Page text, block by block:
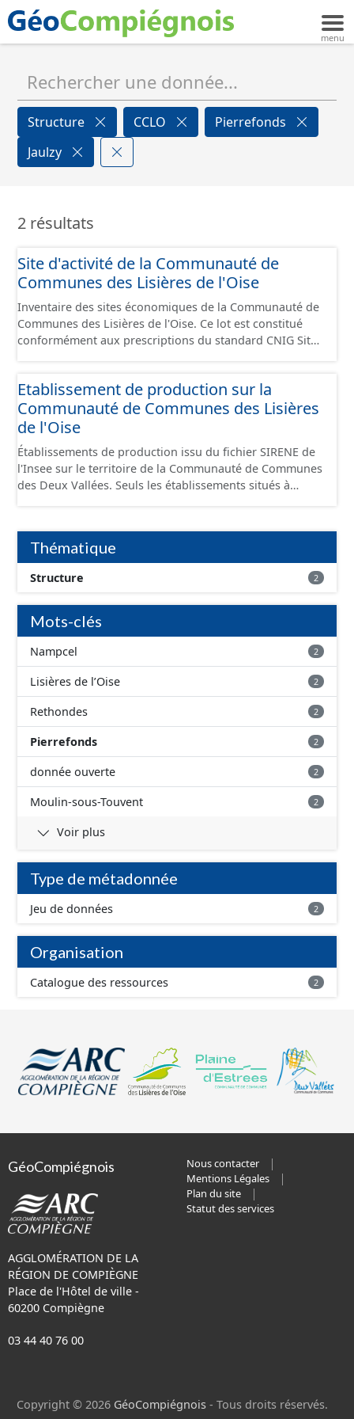
Structure CCLO
Pierrefonds
Jaulzy
2 résultats
Site d'activité de la Communauté de
Communes des Lisières de l'Oise
Inventaire des sites économiques de la Communauté de
Communes des Lisières de l'Oise. Ce lot est constitué
conformément aux prescriptions du standard CNIG Sites
Etablissement de production sur la
Communauté de Communes des Lisières
de l'Oise
Établissements de production issu du fichier SIRENE de
l'Insee sur le territoire de la Communauté de Communes
des Deux Vallées. Seuls les établissements situés à
conformément aux prescriptions du standard CNIG Sites
Économiques. Ce lot ne contient pas la référence aux
terrains à vocation économique à ce jour. Il est filtré au-
delà des prescriptions du CNIG se limitant aux SCI.
Thématique
Structure 2
Mots-clés
Nampcel 2
Lisières de l’Oise 2
Rethondes 2
Pierrefonds 2
donnée ouverte 2
Moulin-sous-Touvent 2
Voir plus
Type de métadonnée
Jeu de données 2
Organisation
Catalogue des ressources 2
GéoCompiégnois
AGGLOMÉRATION DE LA
RÉGION DE COMPIÈGNE
Place de l'Hôtel de ville -
60200 Compiègne
03 44 40 76 00
Nous contacter
Mentions Légales
Plan du site
Statut des services
Copyright © 2026 GéoCompiégnois - Tous droits réservés.